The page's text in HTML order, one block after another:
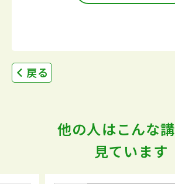
戻る
他の人はこんな
見ています